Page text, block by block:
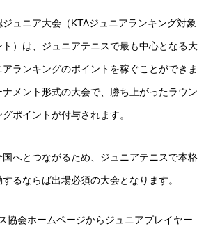
ュニア大会（KTAジュニアランキング対象
）は、ジュニアテニスで最も中心となる大
ランキングのポイントを稼ぐことができま
メント形式の大会で、勝ち上がったラウン
ポイントが付与されます。
へとつながるため、ジュニアテニスで本格
るならば出場必須の大会となります。
協会ホームページからジュニアプレイヤー